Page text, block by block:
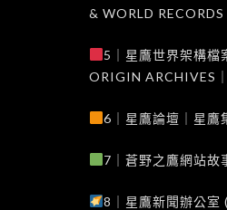
& WORLD
5｜星鷹世界架構檔
ORIGIN ARCHIVES
6｜星鷹論壇｜星鷹
7｜蒼野之鷹網站故
8｜星鷹新聞辦公室